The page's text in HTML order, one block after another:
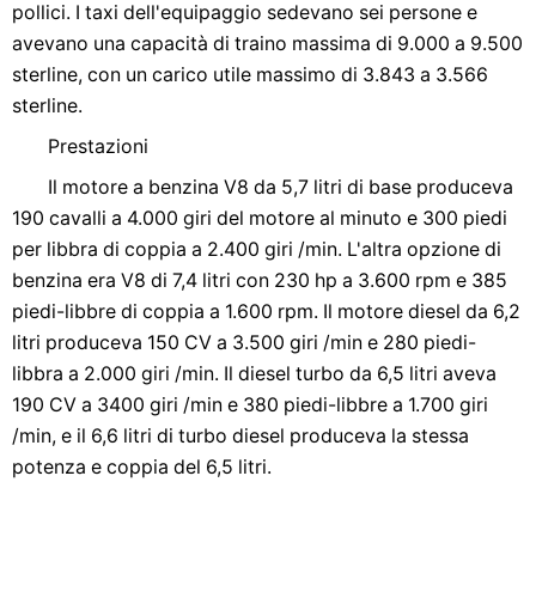
pollici. I taxi dell'equipaggio sedevano sei persone e
avevano una capacità di traino massima di 9.000 a 9.500
sterline, con un carico utile massimo di 3.843 a 3.566
sterline.
Prestazioni
Il motore a benzina V8 da 5,7 litri di base produceva
190 cavalli a 4.000 giri del motore al minuto e 300 piedi
per libbra di coppia a 2.400 giri /min. L'altra opzione di
benzina era V8 di 7,4 litri con 230 hp a 3.600 rpm e 385
piedi-libbre di coppia a 1.600 rpm. Il motore diesel da 6,2
litri produceva 150 CV a 3.500 giri /min e 280 piedi-
libbra a 2.000 giri /min. Il diesel turbo da 6,5 ​​litri aveva
190 CV a 3400 giri /min e 380 piedi-libbre a 1.700 giri
/min, e il 6,6 litri di turbo diesel produceva la stessa
potenza e coppia del 6,5 litri.